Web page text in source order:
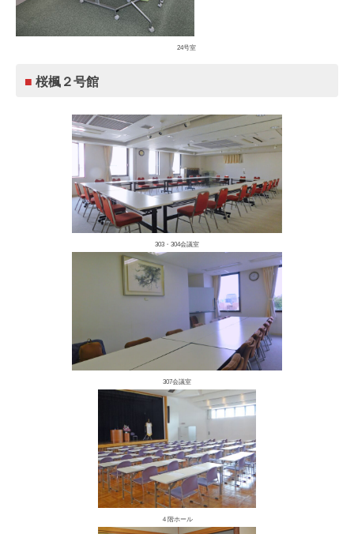
24号室
■ 桜楓２号館
303・304会議室
307会議室
４階ホール